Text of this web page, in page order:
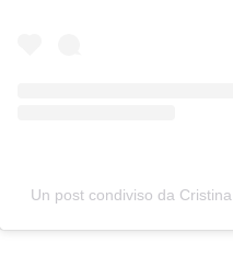
Un post condiviso da